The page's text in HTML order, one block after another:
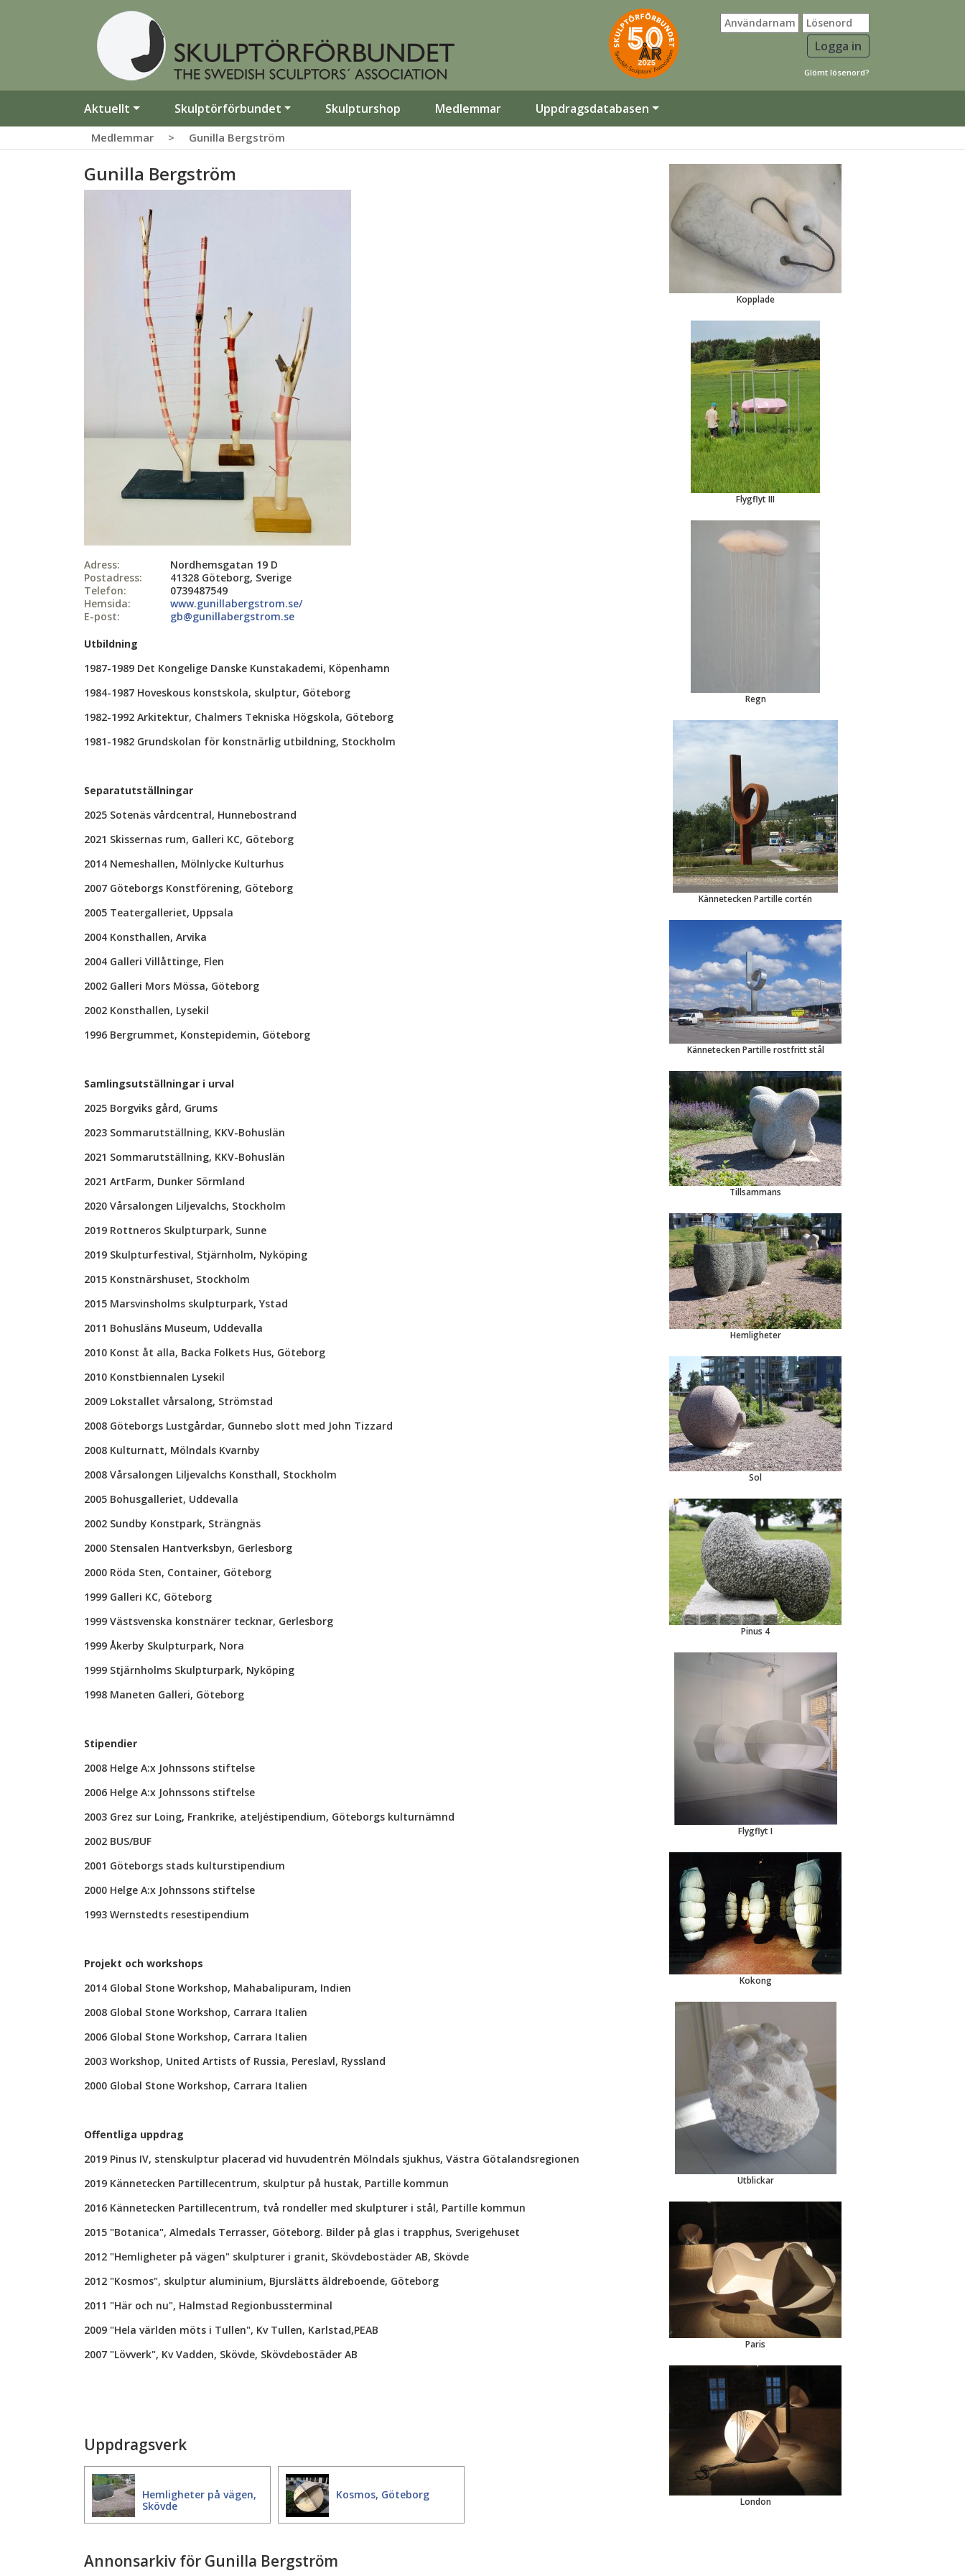
Glömt lösenord?
Aktuellt Skulptörförbundet Skulpturshop Medlemmar Uppdragsdatabasen
Medlemmar > Gunilla Bergström
Gunilla Bergström
Adress:
Nordhemsgatan 19 D
Postadress:
41328 Göteborg, Sverige
Telefon:
0739487549
Hemsida:
www.gunillabergstrom.se/
E-post:
gb@gunillabergstrom.se
Utbildning
1987-1989 Det Kongelige Danske Kunstakademi, Köpenhamn
1984-1987 Hoveskous konstskola, skulptur, Göteborg
1982-1992 Arkitektur, Chalmers Tekniska Högskola, Göteborg
1981-1982 Grundskolan för konstnärlig utbildning, Stockholm
Separatutställningar
2025 Sotenäs vårdcentral, Hunnebostrand
2021 Skissernas rum, Galleri KC, Göteborg
2014 Nemeshallen, Mölnlycke Kulturhus
2007 Göteborgs Konstförening, Göteborg
2005 Teatergalleriet, Uppsala
2004 Konsthallen, Arvika
2004 Galleri Villåttinge, Flen
2002 Galleri Mors Mössa, Göteborg
2002 Konsthallen, Lysekil
1996 Bergrummet, Konstepidemin, Göteborg
Samlingsutställningar i urval
2025 Borgviks gård, Grums
2023 Sommarutställning, KKV-Bohuslän
2021 Sommarutställning, KKV-Bohuslän
2021 ArtFarm, Dunker Sörmland
2020 Vårsalongen Liljevalchs, Stockholm
2019 Rottneros Skulpturpark, Sunne
2019 Skulpturfestival, Stjärnholm, Nyköping
2015 Konstnärshuset, Stockholm
2015 Marsvinsholms skulpturpark, Ystad
2011 Bohusläns Museum, Uddevalla
2010 Konst åt alla, Backa Folkets Hus, Göteborg
2010 Konstbiennalen Lysekil
2009 Lokstallet vårsalong, Strömstad
2008 Göteborgs Lustgårdar, Gunnebo slott med John Tizzard
2008 Kulturnatt, Mölndals Kvarnby
2008 Vårsalongen Liljevalchs Konsthall, Stockholm
2005 Bohusgalleriet, Uddevalla
2002 Sundby Konstpark, Strängnäs
2000 Stensalen Hantverksbyn, Gerlesborg
2000 Röda Sten, Container, Göteborg
1999 Galleri KC, Göteborg
1999 Västsvenska konstnärer tecknar, Gerlesborg
1999 Åkerby Skulpturpark, Nora
1999 Stjärnholms Skulpturpark, Nyköping
1998 Maneten Galleri, Göteborg
Stipendier
2008 Helge A:x Johnssons stiftelse
2006 Helge A:x Johnssons stiftelse
2003 Grez sur Loing, Frankrike, ateljéstipendium, Göteborgs kulturnämnd
2002 BUS/BUF
2001 Göteborgs stads kulturstipendium
2000 Helge A:x Johnssons stiftelse
1993 Wernstedts resestipendium
Projekt och workshops
2014 Global Stone Workshop, Mahabalipuram, Indien
2008 Global Stone Workshop, Carrara Italien
2006 Global Stone Workshop, Carrara Italien
2003 Workshop, United Artists of Russia, Pereslavl, Ryssland
2000 Global Stone Workshop, Carrara Italien
Offentliga uppdrag
2019 Pinus IV, stenskulptur placerad vid huvudentrén Mölndals sjukhus, Västra Götalandsregionen
2019 Kännetecken Partillecentrum, skulptur på hustak, Partille kommun
2016 Kännetecken Partillecentrum, två rondeller med skulpturer i stål, Partille kommun
2015 "Botanica", Almedals Terrasser, Göteborg. Bilder på glas i trapphus, Sverigehuset
2012 "Hemligheter på vägen" skulpturer i granit, Skövdebostäder AB, Skövde
2012 "Kosmos", skulptur aluminium, Bjurslätts äldreboende, Göteborg
2011 "Här och nu", Halmstad Regionbussterminal
2009 "Hela världen möts i Tullen", Kv Tullen, Karlstad,PEAB
2007 "Lövverk", Kv Vadden, Skövde, Skövdebostäder AB
Uppdragsverk
Hemligheter på vägen,
Skövde
Kosmos, Göteborg
Annonsarkiv för Gunilla Bergström
Kopplade
Flygflyt III
Regn
Kännetecken Partille cortén
Kännetecken Partille rostfritt stål
Tillsammans
Hemligheter
Sol
Pinus 4
Flygflyt I
Kokong
Utblickar
Paris
London